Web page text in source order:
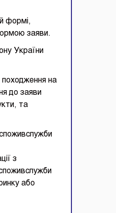
формі,
заяви.
України
походження на
до заяви
та
з
або